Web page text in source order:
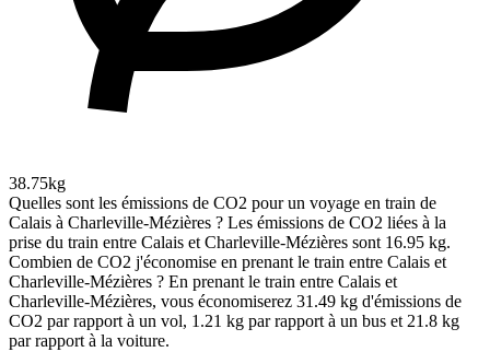
38.75kg
Quelles sont les émissions de CO2 pour un voyage en train de
Calais à Charleville-Mézières ? Les émissions de CO2 liées à la
prise du train entre Calais et Charleville-Mézières sont 16.95 kg.
Combien de CO2 j'économise en prenant le train entre Calais et
Charleville-Mézières ? En prenant le train entre Calais et
Charleville-Mézières, vous économiserez 31.49 kg d'émissions de
CO2 par rapport à un vol, 1.21 kg par rapport à un bus et 21.8 kg
par rapport à la voiture.